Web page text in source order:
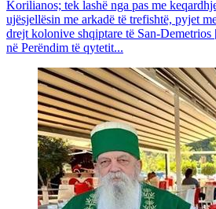
Korilianos; tek lashë nga pas me
ujësjellësin me arkadë të trefishtë, pyjet
drejt kolonive shqiptare të San-
në Perëndim të qytetit...